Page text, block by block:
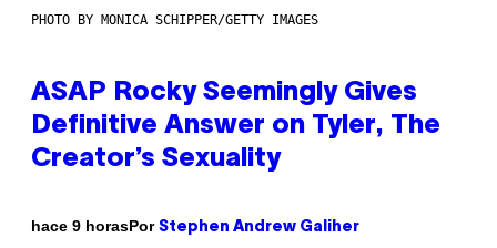
PHOTO BY MONICA SCHIPPER/GETTY IMAGES
ASAP Rocky Seemingly Gives
Definitive Answer on Tyler, The
Creator’s Sexuality
hace 9 horasPor Stephen Andrew Galiher